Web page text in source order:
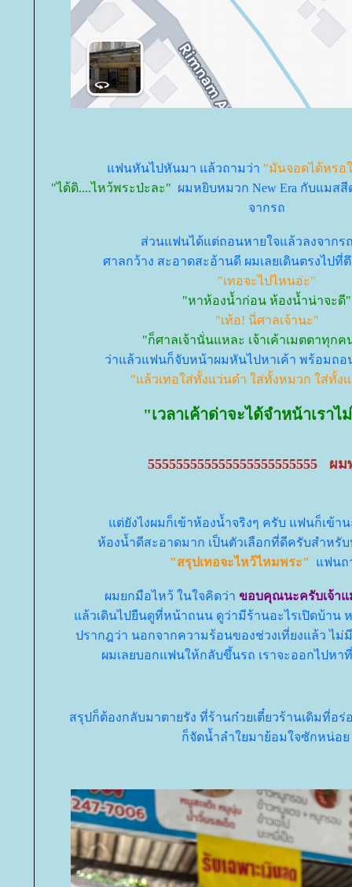
ฟนหันไปหันมา แล้วถามว่า "มันจอดได้หรอ
"ได้ดิ....ไหว้พระป่ะละ" ผมหยิบหมวก New Era กับแมสสี
จากรถ
ส่วนแฟนได้แต่ถอนหายใจแล้วลงจากร
ศาลกว้าง สะอาดสะอ้านดี ผมเลยเดินตรงไป
"เทอจะไปไหนอ่ะ"
"หาห้องน้ำก่อน ห้องน้ำน่าจะดี"
"เท้อ! นี่ศาลเจ้านะ"
"ก็ศาลเจ้านั่นแหละ เจ้าเค้าเมตตาทุก
ว่าแล้วแฟนก็จับหน้าผมหันไปหาเค้า พร้อมถอ
"แล้วเทอใส่ทั้งแว่นดำ ใส่ทั้งหมวก ใส่ทั้ง
"เวลาเค้าด่าจะได้จำหน้าเรา
555555555555555555555555 ผ
ต่ยังไงผมก็เข้าห้องน้ำจริงๆ ครับ แฟนก็เข้าน
ห้องน้ำดีสะอาดมาก เป็นตัวเลือกที่ดีครับสำหรั
"สรุปเทอจะไหว้ไหมพระ"
ฟนถ
ผมยกมือไหว้ ในใจคิดว่า ขอบคุณนะครับเจ้าแ
ล้วเดินไปยืนดูที่หน้าถนน ดูว่ามีร้านอะไรเปิดบ้าน ห
ปรากฎว่า นอกจากความร้อนของช่วงเที่ยงแล้ว ไม่
ผมเลยบอกแฟนให้กลับขึ้นรถ เราจะออกไปห
สรุปก็ต้องกลับมาตายรัง ที่ร้านก๋วยเตี๋ยวร้านเดิมที่อร่
ก็จัดน้ำลำใยมาย้อมใจซักหน่อ